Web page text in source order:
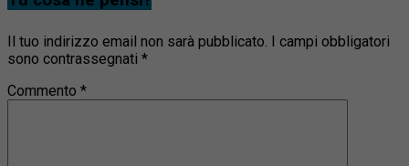
Il tuo indirizzo email non sarà pubblicato.
I campi obbligatori
sono contrassegnati *
Commento *